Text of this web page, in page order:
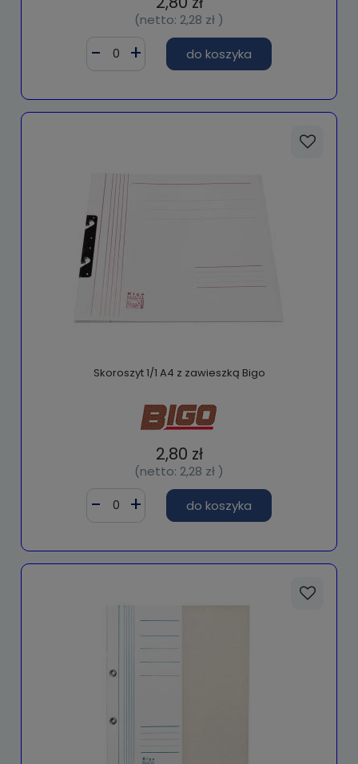
(netto: 2,28 zł )
do koszyka
Skoroszyt 1/1 A4 z zawieszką Bigo
2,80 zł
(netto: 2,28 zł )
do koszyka